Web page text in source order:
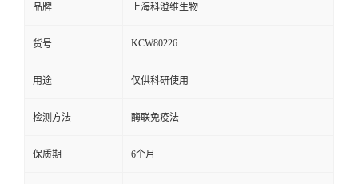
品牌 上海科澄维生物
货号 KCW80226
用途 仅供科研使用
检测方法 酶联免疫法
保质期 6个月